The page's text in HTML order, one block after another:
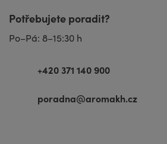
Potřebujete poradit?
Po–Pá: 8–15:30 h
+420 371 140 900
poradna@aromakh.cz